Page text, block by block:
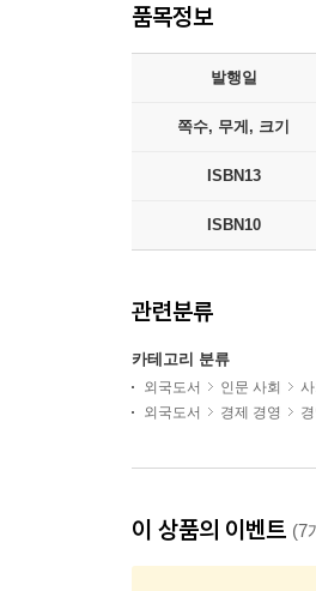
품목정보
발행일
쪽수, 무게, 크기
ISBN13
ISBN10
관련분류
카테고리 분류
외국도서 인문 사회
외국도서
경제 경영
이 상품의 이벤트 (7